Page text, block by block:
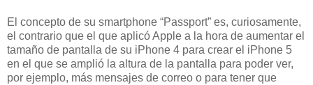
El concepto de su smartphone “Passport” es, curiosamente,
el contrario que el que aplicó Apple a la hora de aumentar el
tamaño de pantalla de su iPhone 4 para crear el iPhone 5
en el que se amplió la altura de la pantalla para poder ver,
por ejemplo, más mensajes de correo o para tener que